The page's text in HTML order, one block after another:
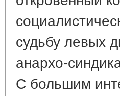
судьбу левых
анархо-
С большим